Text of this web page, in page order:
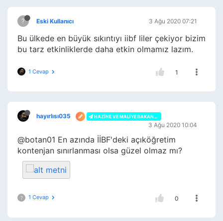
? Eski Kullanıcı 3 Ağu 2020 07:21
Bu ülkede en büyük sıkıntıyı iibf liler çekiyor bizim
bu tarz etkinliklerde daha etkin olmamız lazım.
1 Cevap 1
hayırlısı035 HAZINE VE MALIYE BAKANLIĞI
3 Ağu 2020 10:04
@botan01 En azında İİBF'deki açıköğretim
kontenjan sınırlanması olsa güzel olmaz mı?
? 1 Cevap 0